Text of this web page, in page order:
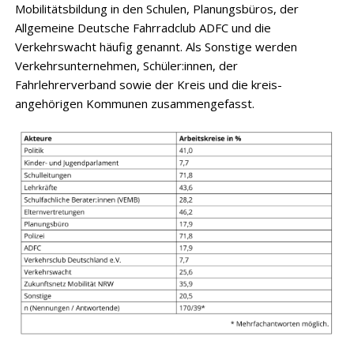
Mobilitäts­bildung in den Schulen, Planungsbüros, der
Allgemeine Deutsche Fahrradclub ADFC und die
Verkehrswacht häufig genannt. Als Sonstige werden
Verkehrs­unternehmen, Schüler:innen, der
Fahrlehrerverband sowie der Kreis und die kreis­
angehörigen ­Kommunen zusammengefasst.